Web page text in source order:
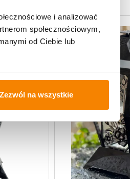
i analizować
społecznościowym,
od Ciebie lub
Zezwól na wszystkie